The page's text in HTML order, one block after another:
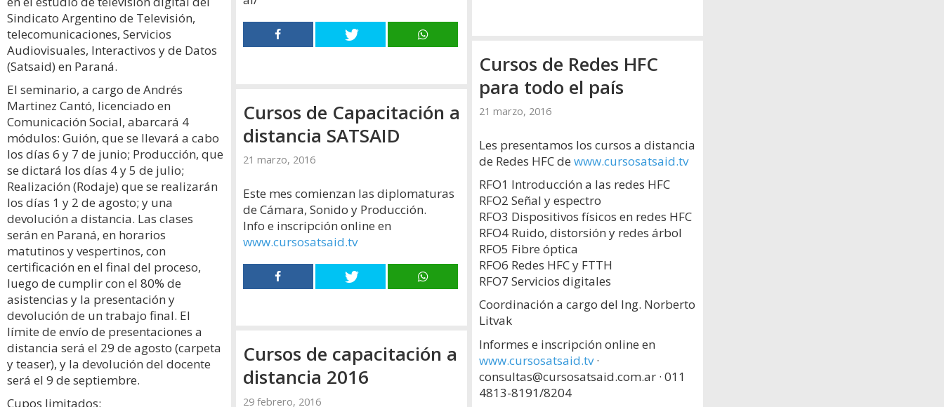
Sindicato Argentino de Televisión,
telecomunicaciones, Servicios
Audiovisuales, Interactivos y de Datos
(Satsaid) en Paraná.
El seminario, a cargo de Andrés
Martinez Cantó, licenciado en
Comunicación Social, abarcará 4
módulos: Guión, que se llevará a cabo
los días 6 y 7 de junio; Producción, que
se dictará los días 4 y 5 de julio;
Realización (Rodaje) que se realizarán
los días 1 y 2 de agosto; y una
devolución a distancia. Las clases
serán en Paraná, en horarios
matutinos y vespertinos, con
certificación en el final del proceso,
luego de cumplir con el 80% de
asistencias y la presentación y
devolución de un trabajo final. El
límite de envío de presentaciones a
distancia será el 29 de agosto (carpeta
y teaser), y la devolución del docente
será el 9 de septiembre.
Cupos limitados:
Cursos de Redes HFC
para todo el país
21 marzo, 2016
Les presentamos los cursos a distancia
de Redes HFC de www.cursosatsaid.tv
RFO1 Introducción a las redes HFC
RFO2 Señal y espectro
RFO3 Dispositivos físicos en redes HFC
RFO4 Ruido, distorsión y redes árbol
RFO5 Fibre óptica
RFO6 Redes HFC y FTTH
RFO7 Servicios digitales
Coordinación a cargo del Ing. Norberto
Litvak
Informes e inscripción online en
www.cursosatsaid.tv·
consultas@cursosatsaid.com.ar · 011
4813-8191/8204
Cursos de Capacitación a
21 marzo, 2016
Este mes comienzan las diplomaturas
de Cámara, Sonido y Producción.
Info e inscripción online en
www.cursosatsaid.tv
Cursos de capacitación a
distancia 2016
29 febrero, 2016